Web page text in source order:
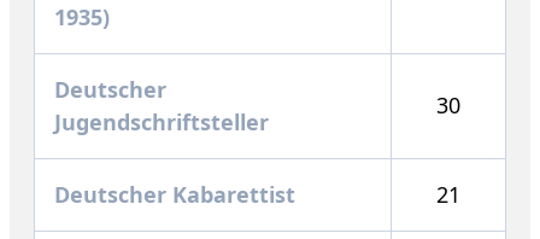
1935)
Deutscher
Jugendschriftsteller
30
Deutscher Kabarettist 21